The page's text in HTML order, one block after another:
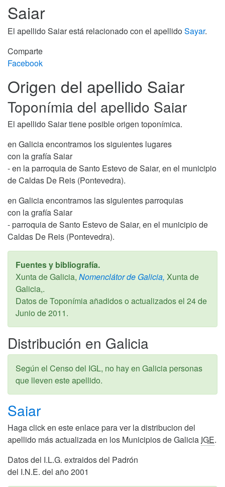
Saiar
El apellido Saiar está relacionado con el apellidoSayar.
Comparte
Facebook
Origen del apellido Saiar
Toponímia del apellido Saiar
El apellido Saiar tiene posible origen toponímica.
en Galicia encontramos los siguientes lugares
con la grafía Saiar
- en la parroquia de Santo Estevo de Saiar, en el municipio
de Caldas De Reis (Pontevedra).
en Galicia encontramos las siguientes parroquias
con la grafía Saiar
- parroquia de Santo Estevo de Saiar, en el municipio de
Caldas De Reis (Pontevedra).
Fuentes y bibliografía.
Xunta de Galicia, Nomenclátor de Galicia, Xunta de
Galicia,.
Datos de Toponímia añadidos o actualizados el 24 de
Junio de 2011.
Distribución en Galicia
Según el Censo del IGL, no hay en Galicia personas
que lleven este apellido.
Saiar
Haga click en este enlace para ver la distribucion del
apellido más actualizada en los Municipios de Galicia IGE.
Datos del I.L.G. extraidos del Padrón
del I.N.E. del año 2001